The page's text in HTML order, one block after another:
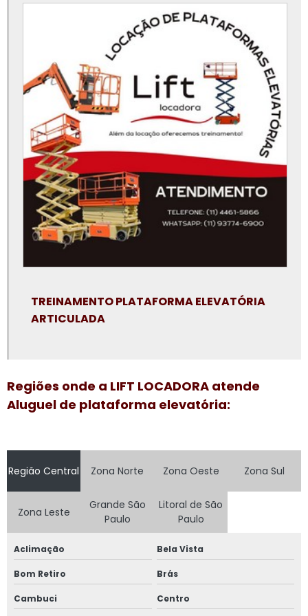
Peças para plataforma elevatória
Plataforma articulada 12m aluguel
Plataforma elevatória 15m
Plataforma elevatória 30 metros
Plataforma elevatória 40 metros
Plataforma elevatória 45 metros
Plataforma elevatória 6 metros
Plataforma elevatória aluguel preço
Plataforma elevatória articulada 15m
Plataforma elevatória articulada aluguel
Plataforma elevatória articulada locação
Plataforma elevatória locação preço
Plataforma elevatória tesoura 15m
Plataforma elevatória tesoura locação
Plataforma girafa locação
Plataforma pantográfica aluguel
Plataforma tesoura aluguel preço
Plataforma tesoura locação
Plataformas aéreas locação
TREINAMENTO PLATAFORMA ELEVATÓRIA
ARTICULADA
Regiões onde a LIFT LOCADORA atende
Aluguel de plataforma elevatória:
Região Central Zona Norte Zona Oeste Zona Sul
Zona Leste
Grande São
Paulo
Litoral de São
Paulo
Aclimação Bela Vista
Bom Retiro Brás
Cambuci Centro